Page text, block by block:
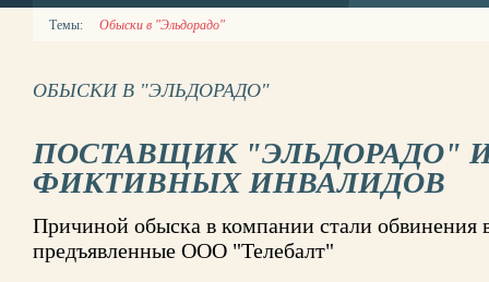
Темы: Обыски в "Эльдорадо"
ОБЫСКИ В "ЭЛЬДОРАДО"
ПОСТАВЩИК "ЭЛЬДОРАДО"
ФИКТИВНЫХ ИНВАЛИДОВ
Причиной обыска в компании стали обвинения
предъявленные ООО "Телебалт"